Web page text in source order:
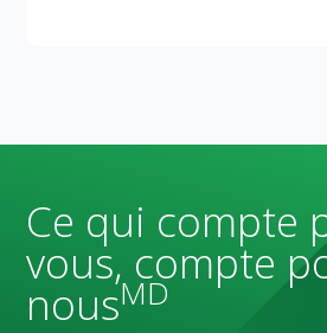
Ce qui compte
vous, compte
nousMD